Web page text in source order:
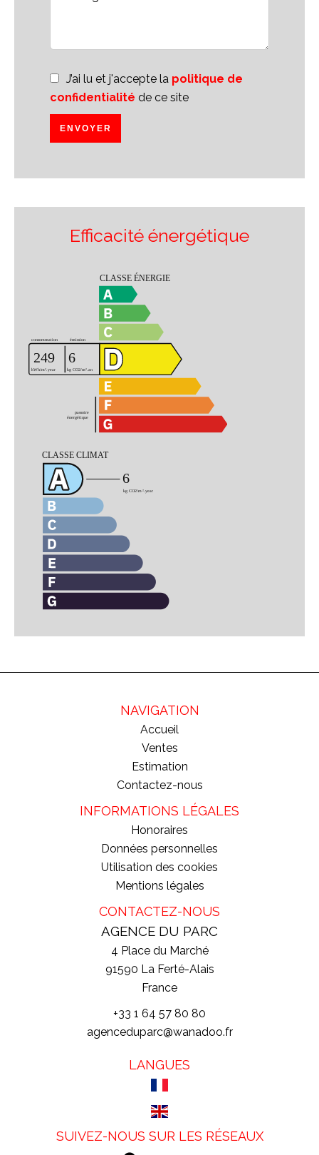
J’ai lu et j'accepte la politique de
confidentialité de ce site
ENVOYER
Efficacité énergétique
NAVIGATION
Accueil
Ventes
Estimation
Contactez-nous
INFORMATIONS LÉGALES
Honoraires
Données personnelles
Utilisation des cookies
Mentions légales
CONTACTEZ-NOUS
AGENCE DU PARC
4 Place du Marché
91590 La Ferté-Alais
France
+33 1 64 57 80 80
agenceduparc@wanadoo.fr
LANGUES
SUIVEZ-NOUS SUR LES RÉSEAUX